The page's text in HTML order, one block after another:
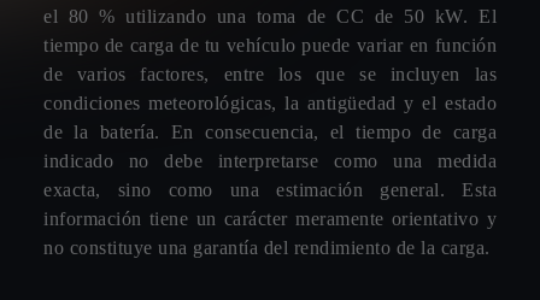
el 80 % utilizando una toma de CC de 50 kW. El
tiempo de carga de tu vehículo puede variar en función
de varios factores, entre los que se incluyen las
condiciones meteorológicas, la antigüedad y el estado
de la batería. En consecuencia, el tiempo de carga
indicado no debe interpretarse como una medida
exacta, sino como una estimación general. Esta
información tiene un carácter meramente orientativo y
no constituye una garantía del rendimiento de la carga.